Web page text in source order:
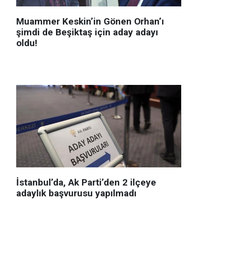
Muammer Keskin’in Gönen Orhan’ı
şimdi de Beşiktaş için aday adayı
oldu!
İstanbul’da, Ak Parti’den 2 ilçeye
adaylık başvurusu yapılmadı